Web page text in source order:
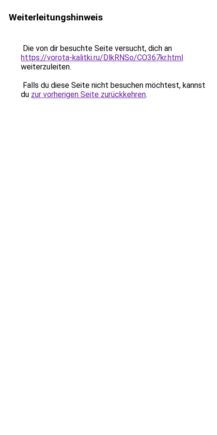
Weiterleitungshinweis
Die von dir besuchte Seite versucht, dich an
https://vorota-kalitki.ru/DlkRNSo/CO367kr.html
weiterzuleiten.
Falls du diese Seite nicht besuchen möchtest, kannst
du zur vorherigen Seite zurückkehren.